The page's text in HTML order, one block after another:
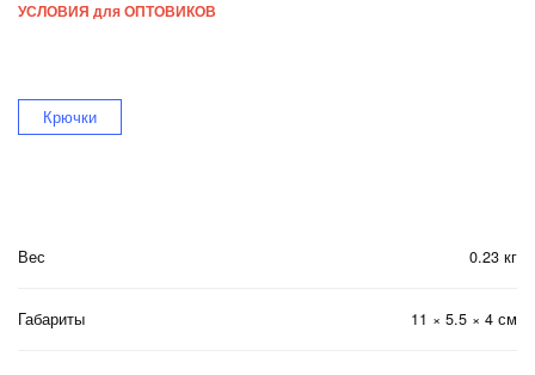
УСЛОВИЯ для ОПТОВИКОВ
Крючки
Вес 0.23 кг
Габариты 11 × 5.5 × 4 см